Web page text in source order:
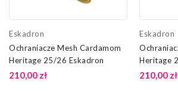
Eskadron
Ochraniacze Mesh Cardamom
Heritage 25/26 Eskadron
210,00 zł
Eskadron
Heritage
210,00 zł